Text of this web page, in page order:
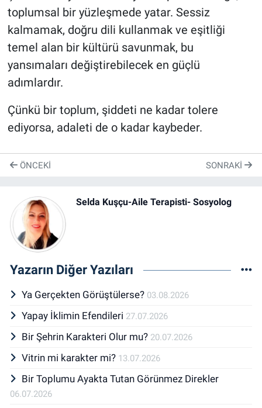
toplumsal bir yüzleşmede yatar. Sessiz
kalmamak, doğru dili kullanmak ve eşitliği
temel alan bir kültürü savunmak, bu
yansımaları değiştirebilecek en güçlü
adımlardır.
Çünkü bir toplum, şiddeti ne kadar tolere
ediyorsa, adaleti de o kadar kaybeder.
ÖNCEKI SONRAKI
Selda Kuşçu-Aile Terapisti- Sosyolog
Yazarın Diğer Yazıları
Ya Gerçekten Görüştülerse? 03.08.2026
Yapay İklimin Efendileri 27.07.2026
Bir Şehrin Karakteri Olur mu? 20.07.2026
Vitrin mi karakter mi? 13.07.2026
Bir Toplumu Ayakta Tutan Görünmez Direkler
06.07.2026